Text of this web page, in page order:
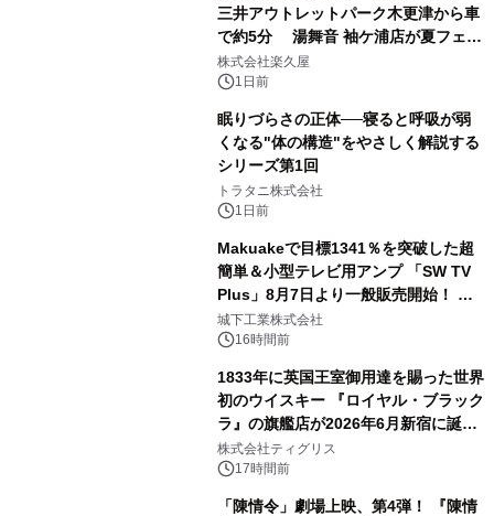
三井アウトレットパーク木更津から車
で約5分 湯舞音 袖ケ浦店が夏フェア
メニューを提供
株式会社楽久屋
1日前
眠りづらさの正体──寝ると呼吸が弱
くなる"体の構造"をやさしく解説する
シリーズ第1回
トラタニ株式会社
1日前
Makuakeで目標1341％を突破した超
簡単＆小型テレビ用アンプ 「SW TV
Plus」8月7日より一般販売開始！ ケ
ーブル1本つなぐだけ、テレビの音が
ぐっと豊かに
城下工業株式会社
16時間前
1833年に英国王室御用達を賜った世界
初のウイスキー 『ロイヤル・ブラック
ラ』の旗艦店が2026年6月新宿に誕
生 バカルディ ジャパンと連携した
没入型バー「BAR Arca」
株式会社ティグリス
17時間前
「陳情令」劇場上映、第4弾！ 『陳情